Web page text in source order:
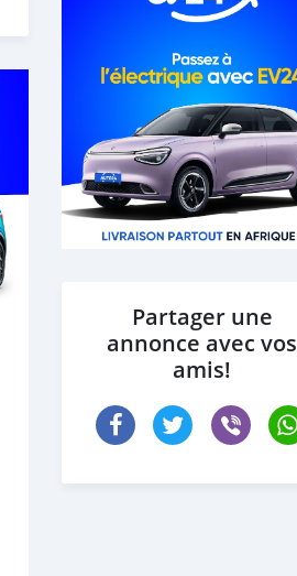
Partager une
annonce avec vos
amis!